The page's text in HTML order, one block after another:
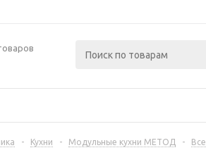
- Кухни - Модульные кухни МЕТОД -